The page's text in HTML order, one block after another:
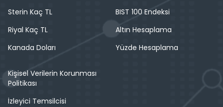
Sterin Kaç TL
Riyal Kaç TL
Kanada Doları
BIST 100 Endeksi
Altın Hesaplama
Yüzde Hesaplama
Kişisel Verilerin Korunması
Politikası
İzleyici Temsilcisi